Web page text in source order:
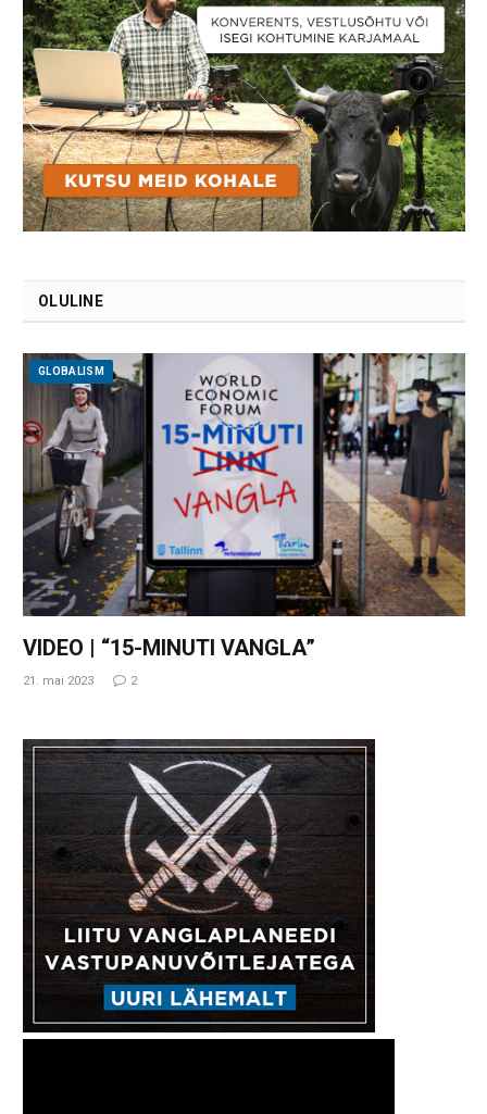
OLULINE
GLOBALISM
VIDEO | “15-MINUTI VANGLA”
21. mai 2023 2